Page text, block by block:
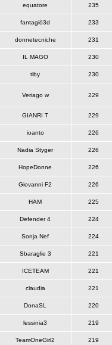
equatore 235
fantagiò3d 233
donnetecniche 231
IL MAGO 230
tiby 230
Veriago w 229
GIANRI T 229
ioanto 226
Nadia Styger 226
HopeDonne 226
Giovanni F2 226
HAM 225
Defender 4 224
Sonja Nef 224
Sbaraglie 3 221
ICETEAM 221
claudia 221
DonaSL 220
lessinia3 219
TeamOneGirl2 219